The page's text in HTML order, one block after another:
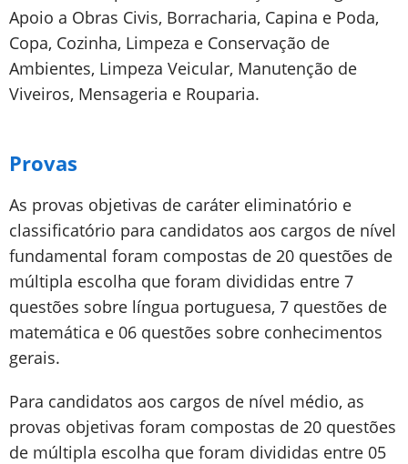
Apoio a Obras Civis, Borracharia, Capina e Poda,
Copa, Cozinha, Limpeza e Conservação de
Ambientes, Limpeza Veicular, Manutenção de
Viveiros, Mensageria e Rouparia.
Provas
As provas objetivas de caráter eliminatório e
classificatório para candidatos aos cargos de nível
fundamental foram compostas de 20 questões de
múltipla escolha que foram divididas entre 7
questões sobre língua portuguesa, 7 questões de
matemática e 06 questões sobre conhecimentos
gerais.
Para candidatos aos cargos de nível médio, as
provas objetivas foram compostas de 20 questões
de múltipla escolha que foram divididas entre 05